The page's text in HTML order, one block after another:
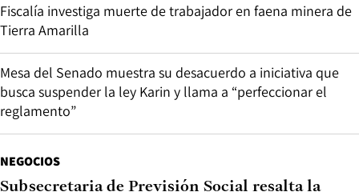
Fiscalía investiga muerte de trabajador en faena minera de
Tierra Amarilla
Mesa del Senado muestra su desacuerdo a iniciativa que
busca suspender la ley Karin y llama a “perfeccionar el
reglamento”
NEGOCIOS
Subsecretaria de Previsión Social resalta la